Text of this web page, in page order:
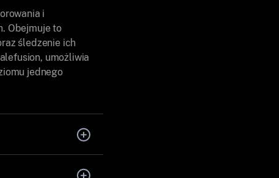
i
Obejmuje to
śledzenie ich
umożliwia
jednego